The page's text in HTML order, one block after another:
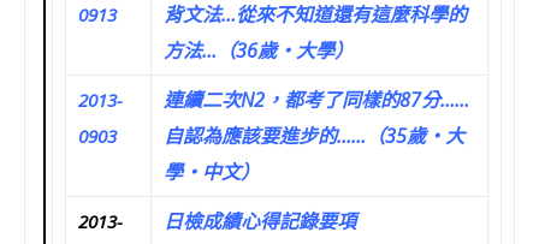
0913
背文法…從來不知道還有這麼科學的
方法…（36歲‧大學）
2013-
0903
連續二次N2，都考了同樣的87分……
自認為應該要進步的……（35歲‧大
學‧中文）
2013-
日檢成績心得記錄要項